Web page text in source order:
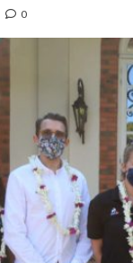
0